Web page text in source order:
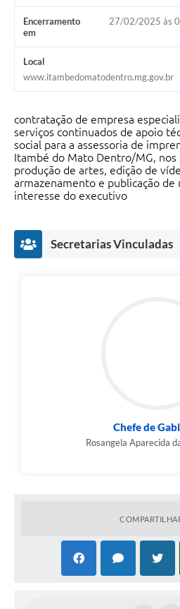
Encerramento
em
27/02/2025 às
Local
www.itambedomatodentro.mg.gov.br
contratação de empresa
serviços continuados de apoio
social para a assessoria de
Itambé do Mato Dentro/MG, nos
produção de artes, edição de
armazenamento e publicação
interesse do executivo
Secretarias Vinculadas
Chefe de
Rosangela Aparecida